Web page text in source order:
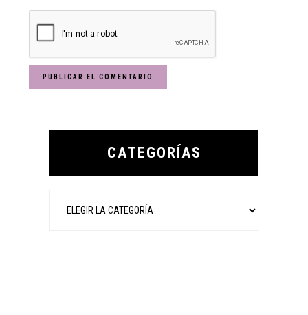
Primary
CATEGORÍAS